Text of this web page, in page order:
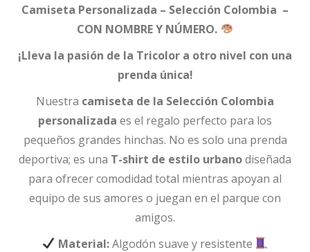
was:
$47000.
is:
$39000.
Camiseta Personalizada – Selección Colombia –
CON NOMBRE Y NÚMERO.
¡Lleva la pasión de la Tricolor a otro nivel con una
prenda única!
Nuestra camiseta de la Selección Colombia
personalizada es el regalo perfecto para los
pequeños grandes hinchas. No es solo una prenda
deportiva; es una T-shirt de estilo urbanodiseñada
para ofrecer comodidad total mientras apoyan al
equipo de sus amores o juegan en el parque con
amigos.
Material:Algodón suave y resistente